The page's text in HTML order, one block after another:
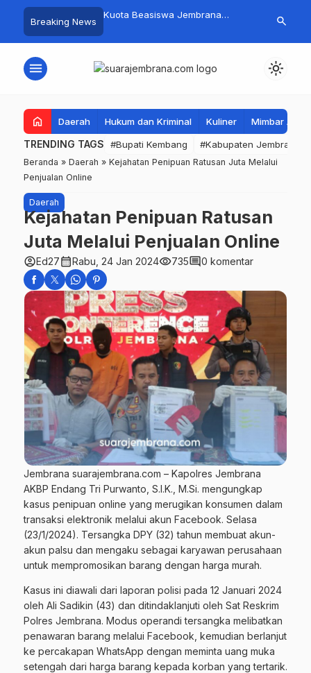
Breaking News
Kembang Beri
Warga Sri
Kuota Beasiswa Jembrana
Siapkan Upaya Penambahan di
Fantastis!
Jembrana
search
menu light_mode
home Daerah Hukum dan Kriminal Kuliner Mimbar
TRENDING TAGS #Bupati Kembang #Kabupaten Jembrana
Beranda » Daerah » Kejahatan Penipuan Ratusan Juta Melalui
Penjualan Online
Daerah
Kejahatan Penipuan Ratusan
Juta Melalui Penjualan Online
account_circleEd27calendar_monthRabu, 24 Jan 2024visibility735comment0 komentar
Jembrana suarajembrana.com – Kapolres Jembrana
AKBP Endang Tri Purwanto, S.I.K., M.Si. mengungkap
kasus penipuan online yang merugikan konsumen dalam
transaksi elektronik melalui akun Facebook. Selasa
(23/1/2024). Tersangka DPY (32) tahun membuat akun-
akun palsu dan mengaku sebagai karyawan perusahaan
untuk mempromosikan barang dengan harga murah.
Kasus ini diawali dari laporan polisi pada 12 Januari 2024
oleh Ali Sadikin (43) dan ditindaklanjuti oleh Sat Reskrim
Polres Jembrana. Modus operandi tersangka melibatkan
penawaran barang melalui Facebook, kemudian berlanjut
ke percakapan WhatsApp dengan meminta uang muka
setengah dari harga barang kepada korban yang tertarik.